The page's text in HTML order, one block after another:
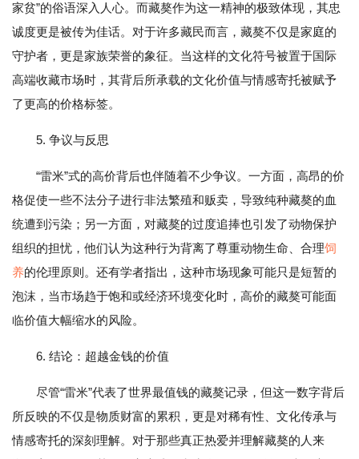
家贫”的俗语深入人心。而藏獒作为这一精神的极致体现，其忠
诚度更是被传为佳话。对于许多藏民而言，藏獒不仅是家庭的
守护者，更是家族荣誉的象征。当这样的文化符号被置于国际
高端收藏市场时，其背后所承载的文化价值与情感寄托被赋予
了更高的价格标签。
5. 争议与反思
“雷米”式的高价背后也伴随着不少争议。一方面，高昂的价
格促使一些不法分子进行非法繁殖和贩卖，导致纯种藏獒的血
统遭到污染；另一方面，对藏獒的过度追捧也引发了动物保护
组织的担忧，他们认为这种行为背离了尊重动物生命、合理饲
养的伦理原则。还有学者指出，这种市场现象可能只是短暂的
泡沫，当市场趋于饱和或经济环境变化时，高价的藏獒可能面
临价值大幅缩水的风险。
6. 结论：超越金钱的价值
尽管“雷米”代表了世界最值钱的藏獒记录，但这一数字背后
所反映的不仅是物质财富的累积，更是对稀有性、文化传承与
情感寄托的深刻理解。对于那些真正热爱并理解藏獒的人来